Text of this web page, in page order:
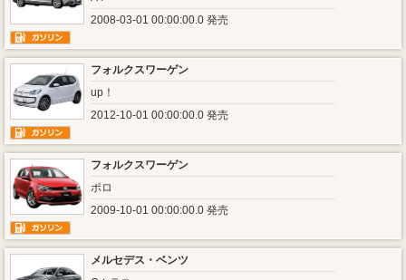
2008-03-01 00:00:00.0 発売
フォルクスワーゲン
up！
2012-10-01 00:00:00.0 発売
フォルクスワーゲン
ポロ
2009-10-01 00:00:00.0 発売
メルセデス・ベンツ